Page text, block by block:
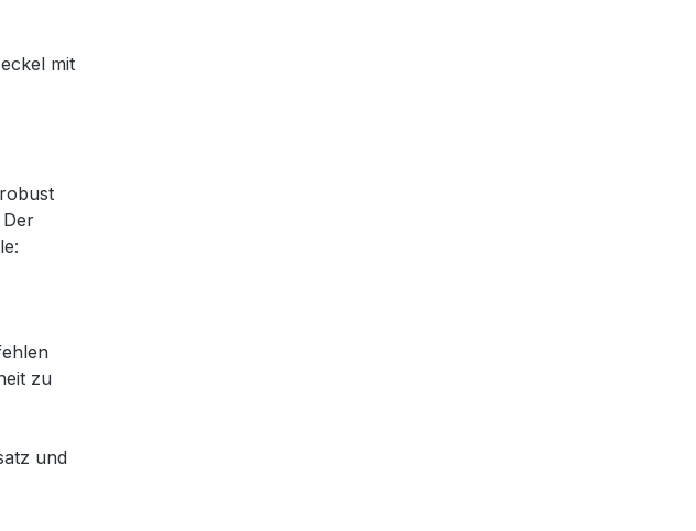
mit
zu
und